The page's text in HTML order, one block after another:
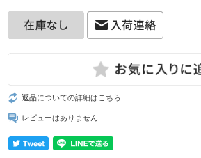
返品についての詳細はこちら
レビューはありません